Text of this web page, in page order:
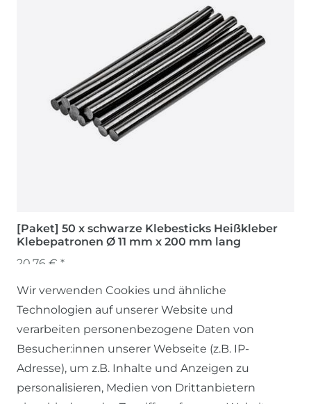
[Paket] 50 x schwarze Klebesticks Heißkleber
Klebepatronen Ø 11 mm x 200 mm lang
20,76 € *
Wir verwenden Cookies und ähnliche
Technologien auf unserer Website und
verarbeiten personenbezogene Daten von
Besucher:innen unserer Webseite (z.B. IP-
Adresse), um z.B. Inhalte und Anzeigen zu
personalisieren, Medien von Drittanbietern